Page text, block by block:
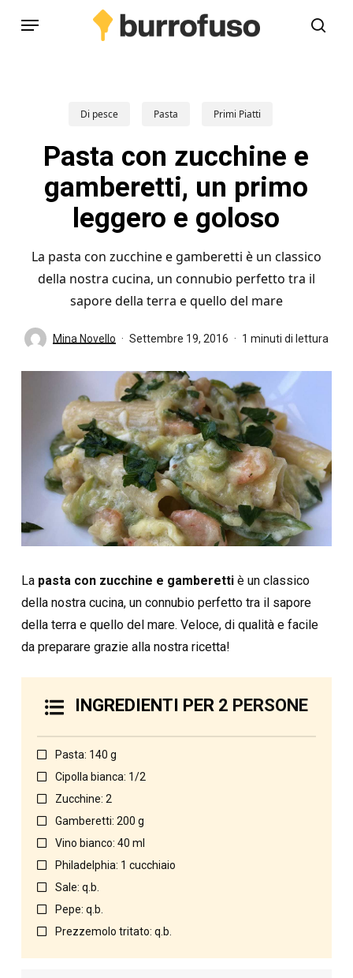
Menu
Di pesce Pasta Primi Piatti
Pasta con zucchine e
gamberetti, un primo
leggero e goloso
La pasta con zucchine e gamberetti è un classico
della nostra cucina, un connubio perfetto tra il
sapore della terra e quello del mare
Mina Novello Settembre 19, 2016 1 minuti di lettura
La pasta con zucchine e gamberetti è un classico
della nostra cucina, un connubio perfetto tra il sapore
della terra e quello del mare. Veloce, di qualità e facile
da preparare grazie alla nostra ricetta!
INGREDIENTI PER 2 PERSONE
Pasta: 140 g
Cipolla bianca: 1/2
Zucchine: 2
Gamberetti: 200 g
Vino bianco: 40 ml
Philadelphia: 1 cucchiaio
Sale: q.b.
Pepe: q.b.
Prezzemolo tritato: q.b.